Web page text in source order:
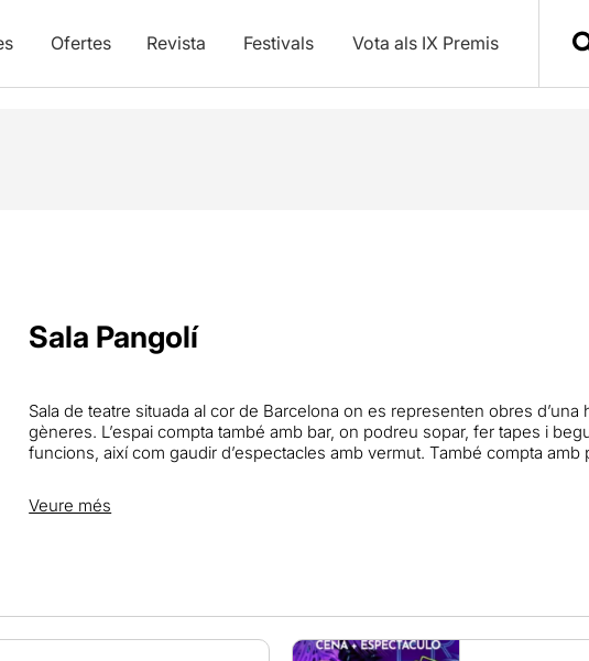
Ofertes Revista Festivals Vota als IX Premis
Sala Pangolí
Sala de teatre situada al cor de Barcelona on es representen obres d’una
gèneres. L’espai compta també amb bar, on podreu sopar, fer tapes i
funcions, així com gaudir d’espectacles amb vermut. També compta amb
Veure més